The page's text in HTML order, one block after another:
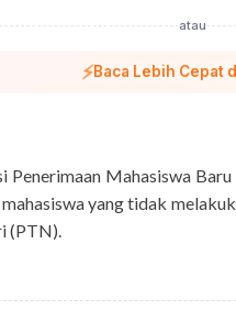
atau
⚡Baca Lebih Cepat
Penerimaan Mahasiswa
yang tidak
(PTN).